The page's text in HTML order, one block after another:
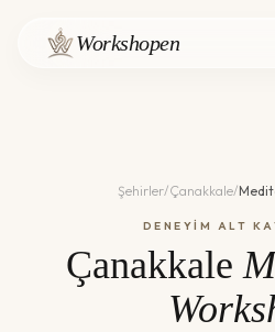
Workshopen
Şehirler/Çanakkale/
DENEYİM ALT
Çanakkale